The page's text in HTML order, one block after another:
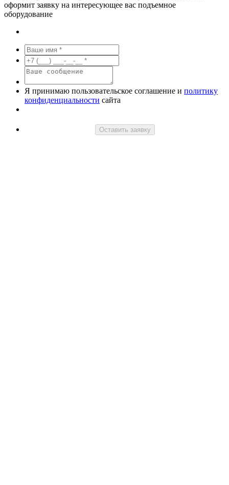
оформит заявку на интересующее вас подъемное
оборудование
Я принимаю пользовательское соглашение и политику
конфиденциальности сайта
Оставить заявку